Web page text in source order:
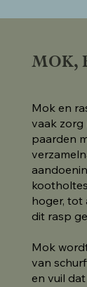
MOK,
Mok en
vaak zorg
paarden
hoger, tot
dit rasp
Mok
van
en vuil